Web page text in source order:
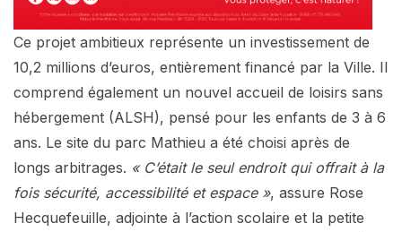
Ce projet ambitieux représente un investissement de
10,2 millions d’euros, entièrement financé par la Ville. Il
comprend également un nouvel accueil de loisirs sans
hébergement (ALSH), pensé pour les enfants de 3 à 6
ans. Le site du parc Mathieu a été choisi après de
longs arbitrages. « C’était le seul endroit qui offrait à la
fois sécurité, accessibilité et espace », assure Rose
Hecquefeuille, adjointe à l’action scolaire et la petite